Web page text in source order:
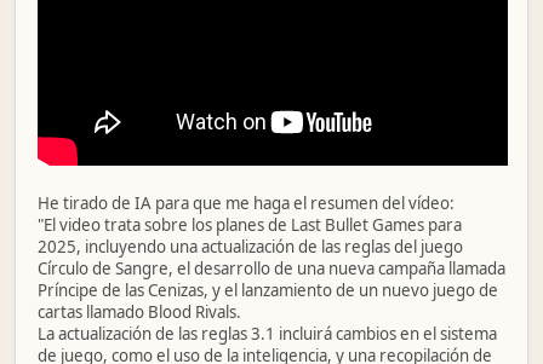
He tirado de IA para que me haga el resumen del vídeo:
"El video trata sobre los planes de Last Bullet Games para
2025, incluyendo una actualización de las reglas del juego
Círculo de Sangre, el desarrollo de una nueva campaña llamada
Príncipe de las Cenizas, y el lanzamiento de un nuevo juego de
cartas llamado Blood Rivals.
La actualización de las reglas 3.1 incluirá cambios en el sistema
de juego, como el uso de la inteligencia, y una recopilación de